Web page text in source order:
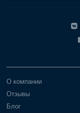
О компании
Отзывы
Блог